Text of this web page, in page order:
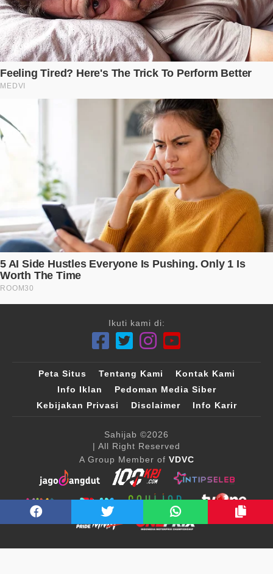
Ikuti kami di:
Peta Situs Tentang Kami
Kontak Kami
Info Iklan
Pedoman Media Siber
Kebijakan Privasi
Disclaimer Info Karir
Sahijab ©2026
| All Right Reserved
A Group Member of VDVC